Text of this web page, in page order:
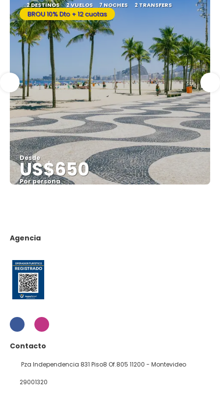
2 DESTINOS 2 VUELOS 7 NOCHES 2 TRANSFERS
BROU 10% Dto + 12 cuotas
Desde
US$650
Por persona
Agencia
Contacto
Pza Independencia 831 Piso8 Of.805 11200 - Montevideo
29001320